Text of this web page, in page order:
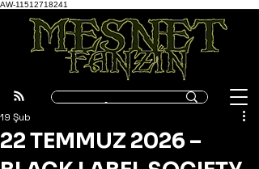
AW-11512718241
22 TEMMUZ 2026 –
19 Şub